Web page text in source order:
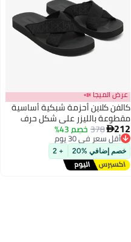
عرض الميجا 📣
كالفن كلاين أحزمة شبكية أساسية
مقطوعة بالليزر على شكل حرف
212
378 خصم 43%
أقل سعر في 30 يوم
توصيل مجاني
أقل سعر في 30 يوم
خصم إضافي %20 + 2